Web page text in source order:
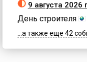
9 августа 2026
День строителя
...а также еще 42